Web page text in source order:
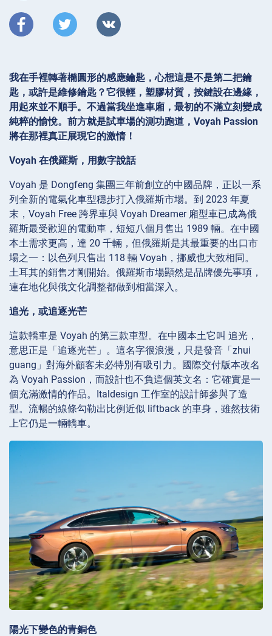
我在手裡轉著橢圓形的感應鑰匙，心想這是不是第二把鑰
匙，或許是維修鑰匙？它很輕，塑膠材質，按鍵設在邊緣，
用起來並不順手。不過當我坐進車廂，最初的不滿立刻變成
純粹的愉悅。前方就是試車場的測功跑道，Voyah Passion
將在那裡真正展現它的激情！
Voyah 在俄羅斯，用數字說話
Voyah 是 Dongfeng 集團三年前創立的中國品牌，正以一系
列全新的電氣化車型穩步打入俄羅斯市場。到 2023 年夏
末，Voyah Free 跨界車與 Voyah Dreamer 廂型車已成為俄
羅斯最受歡迎的電動車，短短八個月售出 1989 輛。在中國
本土需求更高，達 20 千輛，但俄羅斯是其最重要的出口市
場之一：以色列只售出 118 輛 Voyah，挪威也大致相同。
土耳其的銷售才剛開始。俄羅斯市場顯然是品牌優先事項，
連在地化與俄文化調整都做到相當深入。
追光，或追逐光芒
這款轎車是 Voyah 的第三款車型。在中國本土它叫 追光，
意思正是「追逐光芒」。這名字很浪漫，只是發音「zhui
guang」對海外顧客未必特別有吸引力。國際交付版本改名
為 Voyah Passion，而設計也不負這個英文名：它確實是一
個充滿激情的作品。Italdesign 工作室的設計師參與了造
型。流暢的線條勾勒出比例近似 liftback 的車身，雖然技術
上它仍是一輛轎車。
陽光下變色的青銅色